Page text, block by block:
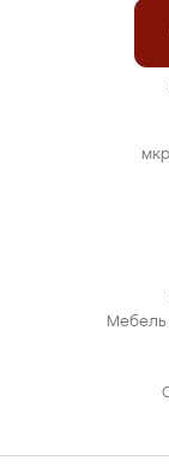
Мебель